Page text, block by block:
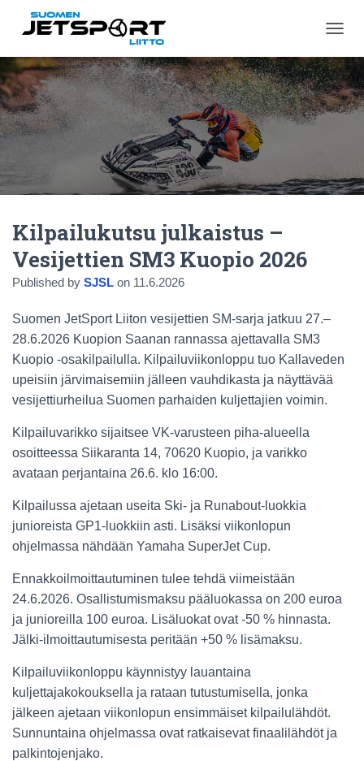
A
V
I
G
I
P
Kilpailukutsu julkaistus –
Vesijettien SM3 Kuopio 2026
Published by SJSL on 11.6.2026
Suomen JetSport Liiton vesijettien SM-sarja jatkuu 27.–
28.6.2026 Kuopion Saanan rannassa ajettavalla SM3
Kuopio -osakilpailulla. Kilpailuviikonloppu tuo Kallaveden
upeisiin järvimaisemiin jälleen vauhdikasta ja näyttävää
vesijettiurheilua Suomen parhaiden kuljettajien voimin.
Kilpailuvarikko sijaitsee VK-varusteen piha-alueella
osoitteessa Siikaranta 14, 70620 Kuopio, ja varikko
avataan perjantaina 26.6. klo 16:00.
Kilpailussa ajetaan useita Ski- ja Runabout-luokkia
junioreista GP1-luokkiin asti. Lisäksi viikonlopun
ohjelmassa nähdään Yamaha SuperJet Cup.
Ennakkoilmoittautuminen tulee tehdä viimeistään
24.6.2026. Osallistumismaksu pääluokassa on 200 euroa
ja junioreilla 100 euroa. Lisäluokat ovat -50 % hinnasta.
Jälki-ilmoittautumisesta peritään +50 % lisämaksu.
Kilpailuviikonloppu käynnistyy lauantaina
kuljettajakokouksella ja rataan tutustumisella, jonka
jälkeen ajetaan viikonlopun ensimmäiset kilpailulähdöt.
Sunnuntaina ohjelmassa ovat ratkaisevat finaalilähdöt ja
palkintojenjako.